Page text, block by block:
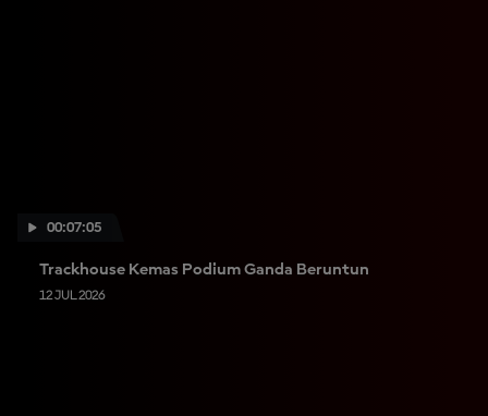
00:07:05
Trackhouse Kemas Podium Ganda Beruntun
12 JUL 2026